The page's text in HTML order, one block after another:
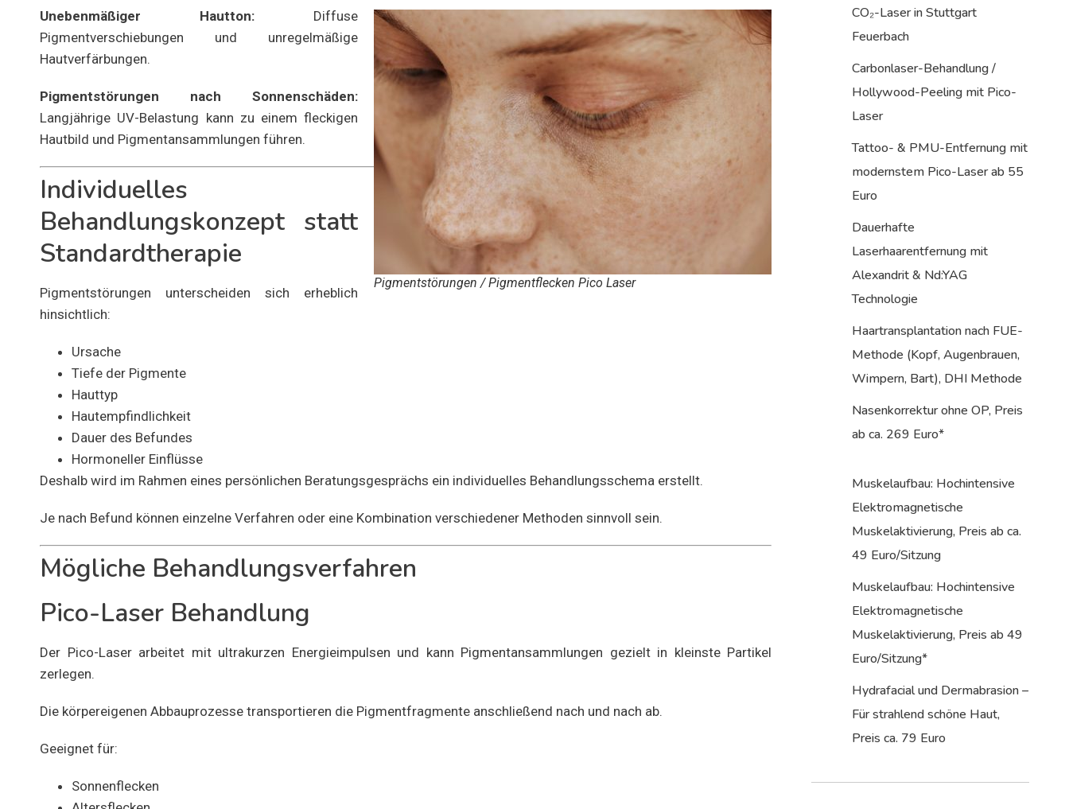
Pigmentstörungen / Pigmentflecken Pico Laser
Unebenmäßiger Hautton: Diffuse
Pigmentverschiebungen und unregelmäßige
Hautverfärbungen.
Pigmentstörungen nach Sonnenschäden:
Langjährige UV-Belastung kann zu einem fleckigen
Hautbild und Pigmentansammlungen führen.
Individuelles
Behandlungskonzept statt
Standardtherapie
Pigmentstörungen unterscheiden sich erheblich
hinsichtlich:
Ursache
Tiefe der Pigmente
Hauttyp
Hautempfindlichkeit
Dauer des Befundes
Hormoneller Einflüsse
Deshalb wird im Rahmen eines persönlichen Beratungsgesprächs ein individuelles Behandlungsschema erstellt.
Je nach Befund können einzelne Verfahren oder eine Kombination verschiedener Methoden sinnvoll sein.
Mögliche Behandlungsverfahren
Pico-Laser Behandlung
Der Pico-Laser arbeitet mit ultrakurzen Energieimpulsen und kann Pigmentansammlungen gezielt in kleinste Partikel
zerlegen.
Die körpereigenen Abbauprozesse transportieren die Pigmentfragmente anschließend nach und nach ab.
Geeignet für:
Sonnenflecken
CO₂-Laser in Stuttgart
Feuerbach
Carbonlaser-Behandlung /
Hollywood-Peeling mit Pico-
Laser
Tattoo- & PMU-Entfernung mit
modernstem Pico-Laser ab 55
Euro
Dauerhafte
Laserhaarentfernung mit
Alexandrit & Nd:YAG
Technologie
Haartransplantation nach FUE-
Methode (Kopf, Augenbrauen,
Wimpern, Bart), DHI Methode
Nasenkorrektur ohne OP, Preis
ab ca. 269 Euro*
Muskelaufbau: Hochintensive
Elektromagnetische
Muskelaktivierung, Preis ab ca.
49 Euro/Sitzung
Muskelaufbau: Hochintensive
Elektromagnetische
Muskelaktivierung, Preis ab 49
Euro/Sitzung*
Hydrafacial und Dermabrasion –
Für strahlend schöne Haut,
Preis ca. 79 Euro